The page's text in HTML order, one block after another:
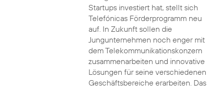
Startups investiert hat, stellt sich
Telefónicas Förderprogramm neu
auf. In Zukunft sollen die
Jungunternehmen noch enger mit
dem Telekommunikationskonzern
zusammenarbeiten und innovative
Lösungen für seine verschiedenen
Geschäftsbereiche erarbeiten. Das